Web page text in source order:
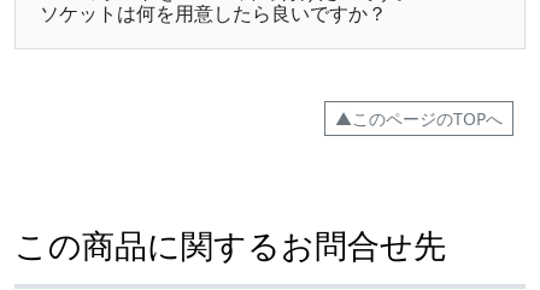
ソケットは何を用意したら良いですか？
▲このページのTOPへ
この商品に関するお問合せ先